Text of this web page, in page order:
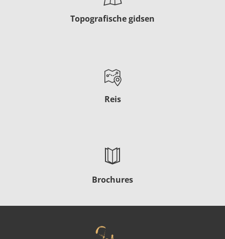
Topografische gidsen
Reis
Brochures